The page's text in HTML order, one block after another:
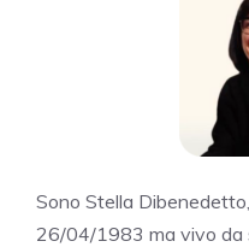
Sono Stella
26/04/1983 ma vivo da